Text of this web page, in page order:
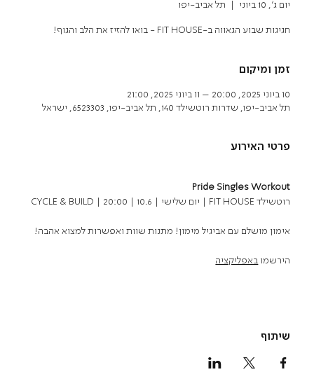
יום ג׳, 10 ביוני תל אביב-יפו
חגיגות שבוע הגאווה ב-FIT HOUSE - בואו להזיז את הלב והגוף!
זמן ומיקום
10 ביוני 2025, 20:00 – 11 ביוני 2025, 21:00
תל אביב-יפו, שדרות רוטשילד 140, תל אביב-יפו, 6523303, ישראל
פרטי האירוע
Pride Singles Workout
CYCLE & BUILD | יום שלישי | 10.6 | 20:00 | FIT HOUSE רוטשילד
אימון מושלם עם אביגיל מימון! מתנות שוות ואפשרות למצוא אהבה!
הירשמו באפליקציה
שיתוף